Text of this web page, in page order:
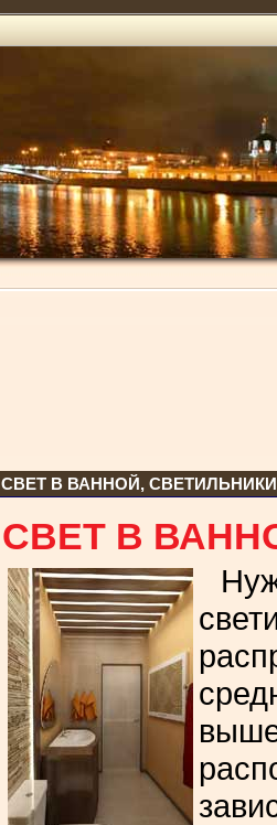
СВЕТ В ВАННОЙ,
СВЕТ В